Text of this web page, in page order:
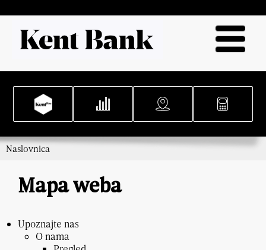
Naslovnica
Mapa weba
Upoznajte nas
O nama